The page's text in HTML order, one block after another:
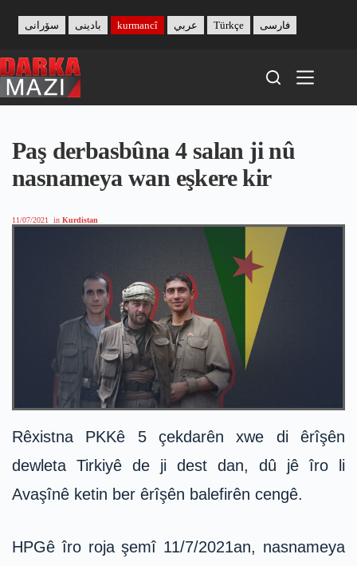
content
بادینی سۆرانی kurmancî عربي Türkçe فارسی
Paş derbasbûna 4 salan ji nû
nasnameya wan eşkere kir
11/07/2021 in Kurdistan
Rêxistna PKKê 5 çekdarên xwe di êrîşên
dewleta Tirkiyê de ji dest dan, dû jê îro li
Avaşînê ketin ber êrîşên balefirên cengê.
HPGê îro roja şemî 11/7/2021an, nasnameya